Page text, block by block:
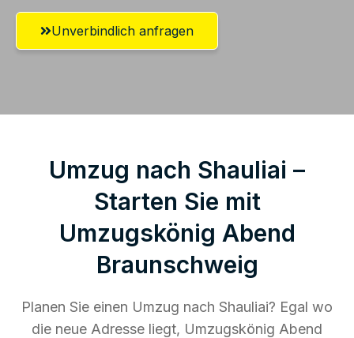
Unverbindlich anfragen
Umzug nach Shauliai –
Starten Sie mit
Umzugskönig Abend
Braunschweig
Planen Sie einen Umzug nach Shauliai? Egal wo
die neue Adresse liegt, Umzugskönig Abend